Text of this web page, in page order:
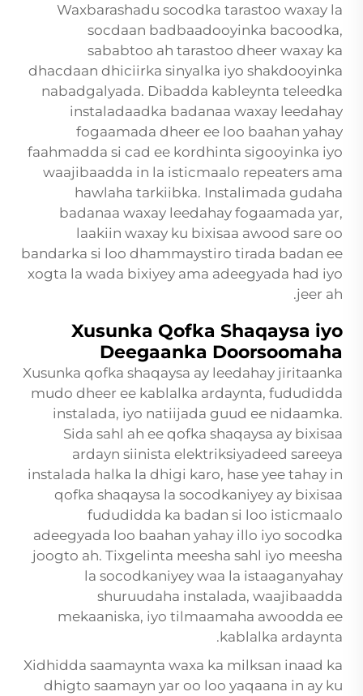
Waxbarashadu socodka tarastoo waxay la
socdaan badbaadooyinka bacoodka,
sababtoo ah tarastoo dheer waxay ka
dhacdaan dhiciirka sinyalka iyo shakdooyinka
nabadgalyada. Dibadda kableynta teleedka
instaladaadka badanaa waxay leedahay
fogaamada dheer ee loo baahan yahay
faahmadda si cad ee kordhinta sigooyinka iyo
waajibaadda in la isticmaalo repeaters ama
hawlaha tarkiibka. Instalimada gudaha
badanaa waxay leedahay fogaamada yar,
laakiin waxay ku bixisaa awood sare oo
bandarka si loo dhammaystiro tirada badan ee
xogta la wada bixiyey ama adeegyada had iyo
jeer ah.
Xusunka Qofka Shaqaysa iyo
Deegaanka Doorsoomaha
Xusunka qofka shaqaysa ay leedahay jiritaanka
mudo dheer ee kablalka ardaynta, fududidda
instalada, iyo natiijada guud ee nidaamka.
Sida sahl ah ee qofka shaqaysa ay bixisaa
ardayn siinista elektriksiyadeed sareeya
instalada halka la dhigi karo, hase yee tahay in
qofka shaqaysa la socodkaniyey ay bixisaa
fududidda ka badan si loo isticmaalo
adeegyada loo baahan yahay illo iyo socodka
joogto ah. Tixgelinta meesha sahl iyo meesha
la socodkaniyey waa la istaaganyahay
shuruudaha instalada, waajibaadda
mekaaniska, iyo tilmaamaha awoodda ee
kablalka ardaynta.
Xidhidda saamaynta waxa ka milksan inaad ka
dhigto saamayn yar oo loo yaqaana in ay ku